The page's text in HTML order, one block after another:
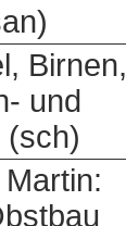
Birnen,
und
(sch)